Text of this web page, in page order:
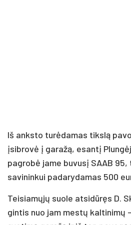
Iš anksto turėdamas tikslą
įsibrovė į garažą, esantį
pagrobė jame buvusį SAAB 95,
savininkui padarydamas 500
Teisiamųjų suole atsidūręs D.
gintis nuo jam mestų kaltinimų